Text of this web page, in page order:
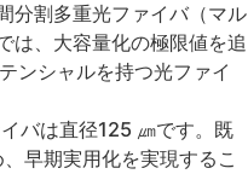
分割多重光ファイバ（マル
は、大容量化の極限値を追
ンシャルを持つ光ファイ
バは直径125 ㎛です。既
早期実用化を実現するこ